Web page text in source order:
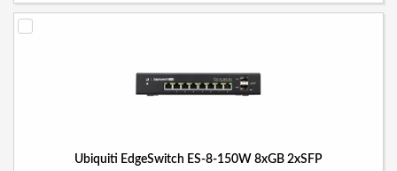
Ubiquiti EdgeSwitch ES-8-150W 8xGB 2xSFP